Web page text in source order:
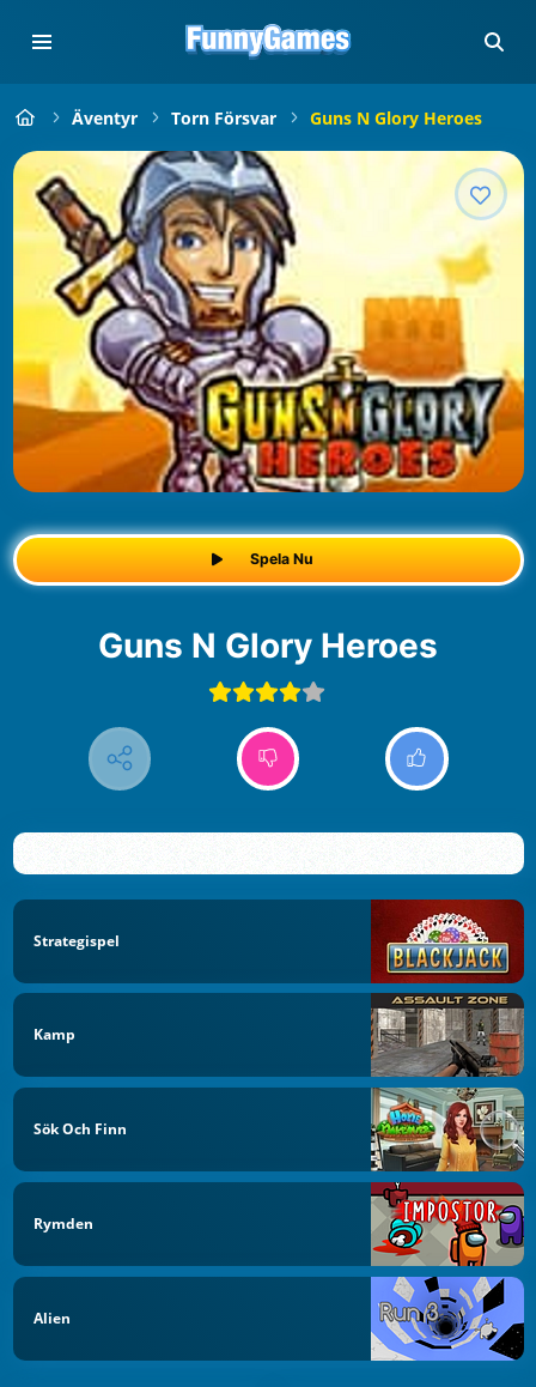
Äventyr Torn Försvar Guns N Glory Heroes
Spela Nu
Guns N Glory Heroes
Strategispel
Kamp
Sök Och Finn
Rymden
Alien